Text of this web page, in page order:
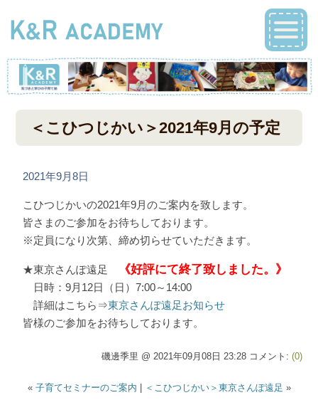
＜こひつじかい＞2021年9月の予定
2021年9月8日
こひつじかいの2021年9月のご案内を致します。
皆さまのご参加をお待ちしております。
※定員になり次第、締め切らせていただきます。
★東京さんぽ遠足 《好評にて終了致しました。》
日時：9月12日（日）7:00～14:00
詳細はこちら⇒東京さんぽ遠足お知らせ
皆様のご参加をお待ちしております。
磯邊季里 @ 2021年09月08日 23:28 コメント: (0)
« 子育てセミナーのご案内 ＜こひつじかい＞東京さんぽ遠足 »